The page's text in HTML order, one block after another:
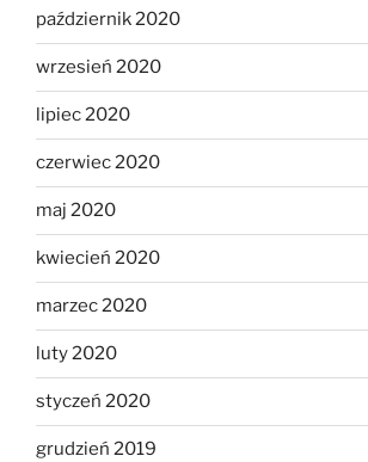
październik 2020
wrzesień 2020
lipiec 2020
czerwiec 2020
maj 2020
kwiecień 2020
marzec 2020
luty 2020
styczeń 2020
grudzień 2019